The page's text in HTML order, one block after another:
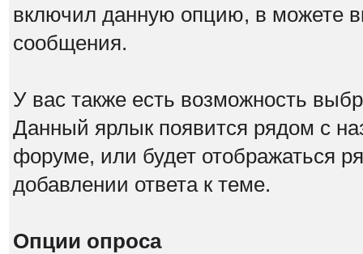
включил данную опцию, в можете
сообщения.
У вас также есть возможность
Данный ярлык появится рядом с
форуме, или будет отображаться
добавлении ответа к теме.
Опции опроса